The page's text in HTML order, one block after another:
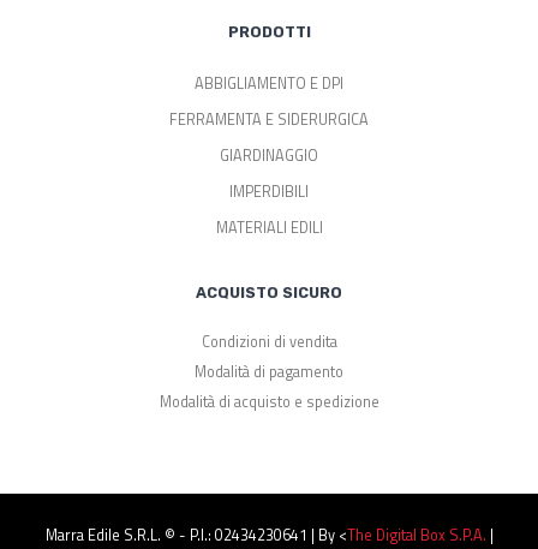
PRODOTTI
ABBIGLIAMENTO E DPI
FERRAMENTA E SIDERURGICA
GIARDINAGGIO
IMPERDIBILI
MATERIALI EDILI
ACQUISTO SICURO
Condizioni di vendita
Modalità di pagamento
Modalità di acquisto e spedizione
Marra Edile S.r.l. © - P.I.: 02434230641 | By <The Digital Box S.p.a. |